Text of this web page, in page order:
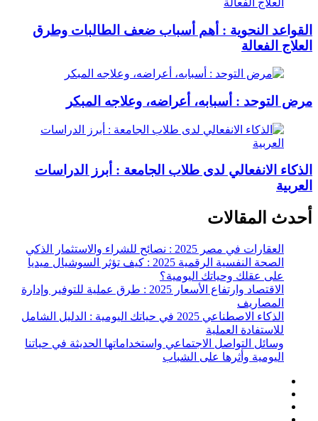
القواعد النحوية : أهم أسباب ضعف الطالبات وطرق
العلاج الفعالة
مرض التوحد : أسبابه، أعراضه، وعلاجه المبكر
الذكاء الانفعالي لدى طلاب الجامعة : أبرز الدراسات
العربية
أحدث المقالات
العقارات في مصر 2025 : نصائح للشراء والاستثمار الذكي
الصحة النفسية الرقمية 2025 : كيف تؤثر السوشيال ميديا
على عقلك وحياتك اليومية؟
الاقتصاد وارتفاع الأسعار 2025 : طرق عملية للتوفير وإدارة
المصاريف
الذكاء الاصطناعي 2025 في حياتك اليومية : الدليل الشامل
للاستفادة العملية
وسائل التواصل الاجتماعي واستخداماتها الحديثة في حياتنا
اليومية وأثرها على الشباب